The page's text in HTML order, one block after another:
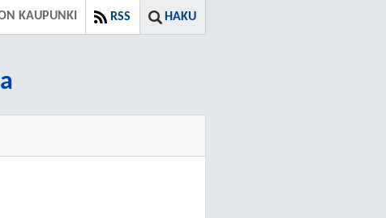
HAKU
RSS
KAUPUNKI